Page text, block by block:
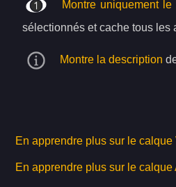
Montre uniquement le
sélectionnés et cache tous les
Montre la description
En apprendre plus sur le calque
En apprendre plus sur le calque